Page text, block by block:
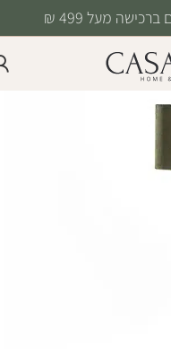
מעל 499 ₪